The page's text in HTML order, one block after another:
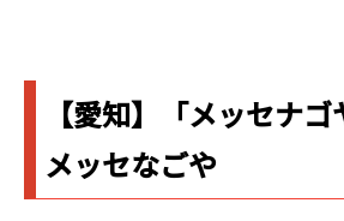
【愛知】「メッセナ
メッセなごや